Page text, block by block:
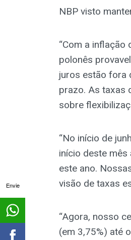
NBP visto
“Com a inflação
polonês
juros estão fora
prazo. As taxas
sobre
“No início de
início deste
este ano.
visão de taxas
“Agora, nosso
(em 3,75%) até
Envie